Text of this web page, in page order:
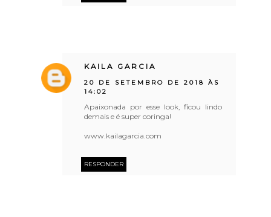
KAILA GARCIA
20 DE SETEMBRO DE 2018 ÀS
14:02
Apaixonada por esse look, ficou lindo
demais e é super coringa!
www.kailagarcia.com
RESPONDER